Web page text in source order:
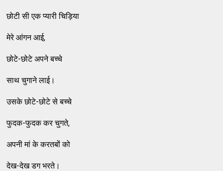
छोटी सी एक प्‍यारी चिड़िया
मेरे आंगन आई,
छोटे-छोटे अपने बच्‍चे
साथ चुगाने लाई।
उसके छोटे-छोटे से बच्‍चे
फुदक-फुदक कर चुगते,
अपनी मां के करतबों को
देख-देख डग भरते।